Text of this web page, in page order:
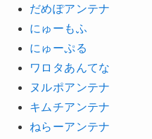
だめぽアンテナ
にゅーもふ
にゅーぷる
ワロタあんてな
ヌルポアンテナ
キムチアンテナ
ねらーアンテナ